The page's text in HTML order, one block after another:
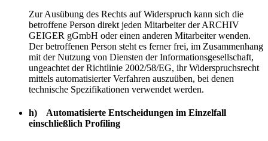
Zur Ausübung des Rechts auf Widerspruch kann sich die
betroffene Person direkt jeden Mitarbeiter der ARCHIV
GEIGER gGmbH oder einen anderen Mitarbeiter wenden.
Der betroffenen Person steht es ferner frei, im Zusammenhang
mit der Nutzung von Diensten der Informationsgesellschaft,
ungeachtet der Richtlinie 2002/58/EG, ihr Widerspruchsrecht
mittels automatisierter Verfahren auszuüben, bei denen
technische Spezifikationen verwendet werden.
h) Automatisierte Entscheidungen im Einzelfall
einschließlich Profiling